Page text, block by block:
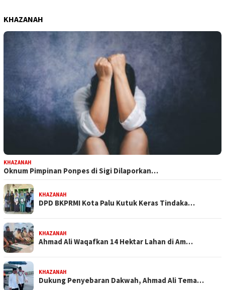
KHAZANAH
KHAZANAH
Oknum Pimpinan Ponpes di Sigi Dilaporkan…
KHAZANAH
DPD BKPRMI Kota Palu Kutuk Keras Tindaka…
KHAZANAH
Ahmad Ali Waqafkan 14 Hektar Lahan di Am…
KHAZANAH
Dukung Penyebaran Dakwah, Ahmad Ali Tema…